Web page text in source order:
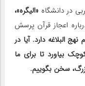
در دانشگاه «الیگره»،
اعجاز قرآن پرسش
البلاغه دارد. آیا در
بیاورد تا برای ما
سخن بگوییم.